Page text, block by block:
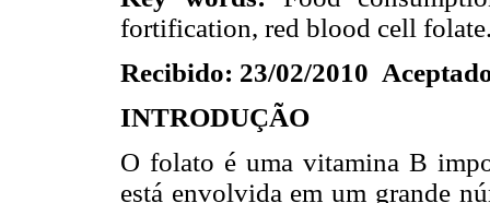
fortification, red blood cell
Recibido: 23/02/2010
INTRODUÇÃO
O folato é uma vitamina B
está envolvida em um grande